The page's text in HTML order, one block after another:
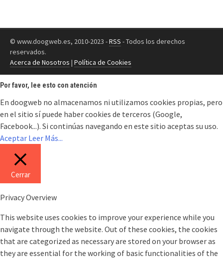
© www.doogweb.es, 2010-2023 -RSS - Todos los derechos
reservados.
Acerca de Nosotros | Política de Cookies
Por favor, lee esto con atención
En doogweb no almacenamos ni utilizamos cookies propias, pero
en el sitio sí puede haber cookies de terceros (Google,
Facebook...). Si continúas navegando en este sitio aceptas su uso.
Aceptar Leer Más...
Cerrar
Privacy Overview
This website uses cookies to improve your experience while you
navigate through the website. Out of these cookies, the cookies
that are categorized as necessary are stored on your browser as
they are essential for the working of basic functionalities of the